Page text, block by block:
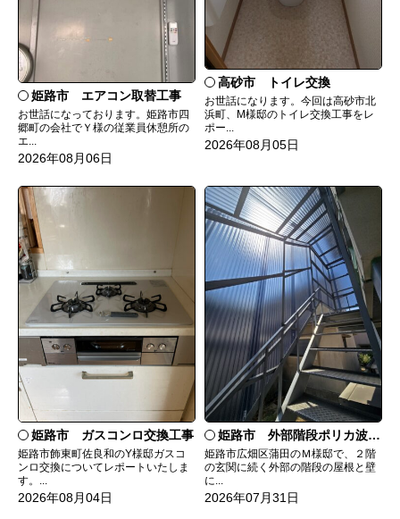
姫路市 エアコン取替工事
お世話になっております。姫路市四
郷町の会社でＹ様の従業員休憩所の
エ...
2026年08月06日
高砂市 トイレ交換
お世話になります。今回は高砂市北
浜町、M様邸のトイレ交換工事をレ
ポー...
2026年08月05日
姫路市 ガスコンロ交換工事
姫路市飾東町佐良和のY様邸ガスコ
ンロ交換についてレポートいたしま
す。...
2026年08月04日
姫路市 外部階段ポリカ波板張替工事
姫路市広畑区蒲田のＭ様邸で、２階
の玄関に続く外部の階段の屋根と壁
に...
2026年07月31日